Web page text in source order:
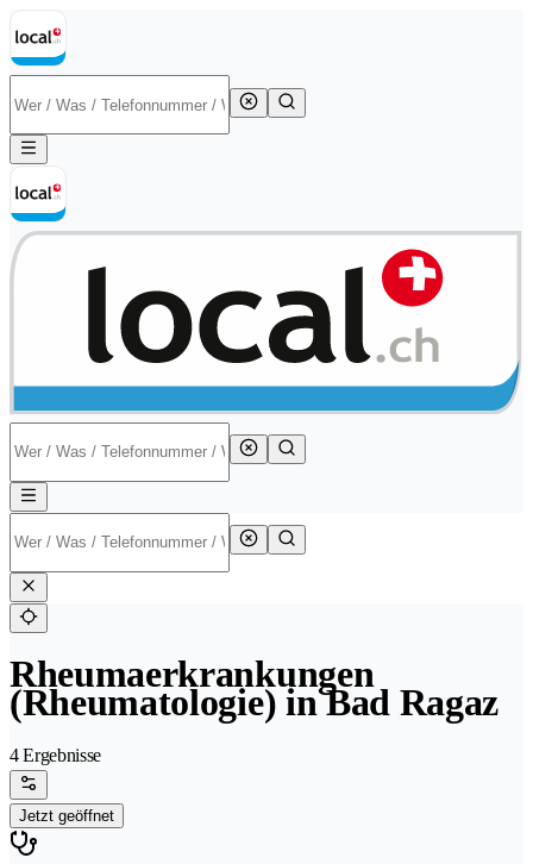
Rheumaerkrankungen
(Rheumatologie) in Bad Ragaz
4 Ergebnisse
Jetzt geöffnet